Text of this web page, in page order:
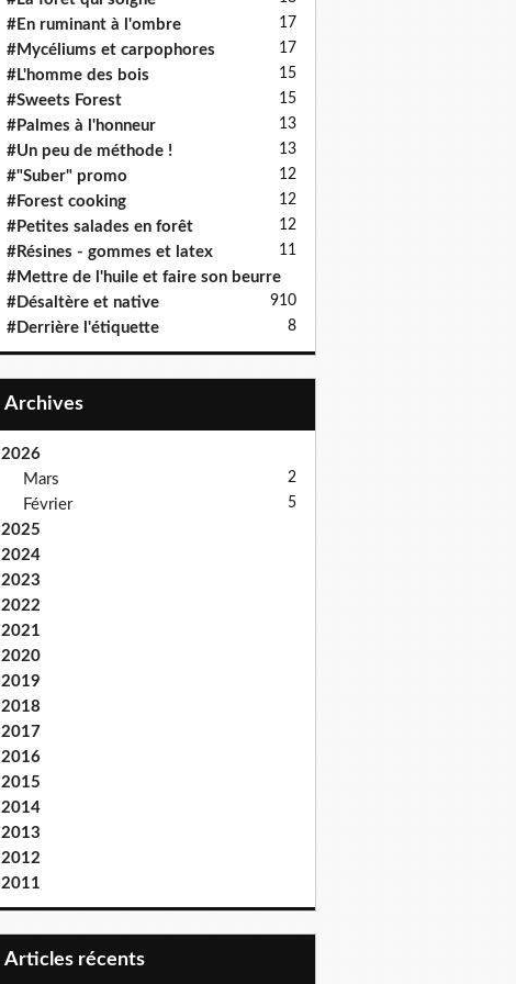
#En ruminant à l'ombre 17
#Mycéliums et carpophores 17
#L'homme des bois 15
#Sweets Forest 15
#Palmes à l'honneur 13
#Un peu de méthode ! 13
#"Suber" promo 12
#Forest cooking 12
#Petites salades en forêt 12
#Résines - gommes et latex 11
#Mettre de l'huile et faire son beurre
10
#Désaltère et native 9
#Derrière l'étiquette 8
Archives
2026
Mars
2
Février 5
2025
2024
2023
2022
2021
2020
2019
2018
2017
2016
2015
2014
2013
2012
2011
articles récents